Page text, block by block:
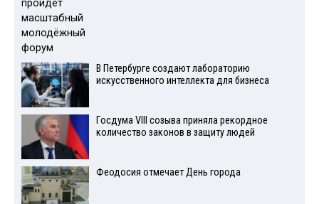
В Петербурге создают лабораторию
искусственного интеллекта для бизнеса
Госдума VIII созыва приняла рекордное
количество законов в защиту людей
Феодосия отмечает День города